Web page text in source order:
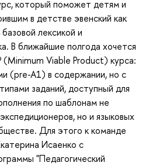
который поможет детям и
в детстве эвенский как
лексикой и
В ближайшие полгода хочется
(Minimum Viable Product) курса:
(pre-A1) в содержании, но с
заданий, доступный для
по шаблонам не
но и языковых
Для этого к команде
Исаенко с
"Педагогический